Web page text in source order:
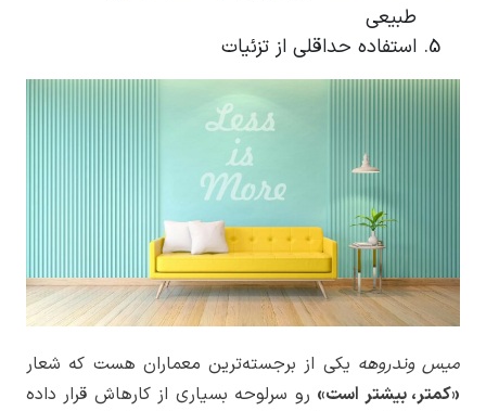
طبیعی
استفاده حداقلی از تزئیات
میس وندروهه یکی از برجسته‌ترین معماران هست که شعار
«کمتر، بیشتر است» رو سرلوحه بسیاری از کارهاش قرار داده